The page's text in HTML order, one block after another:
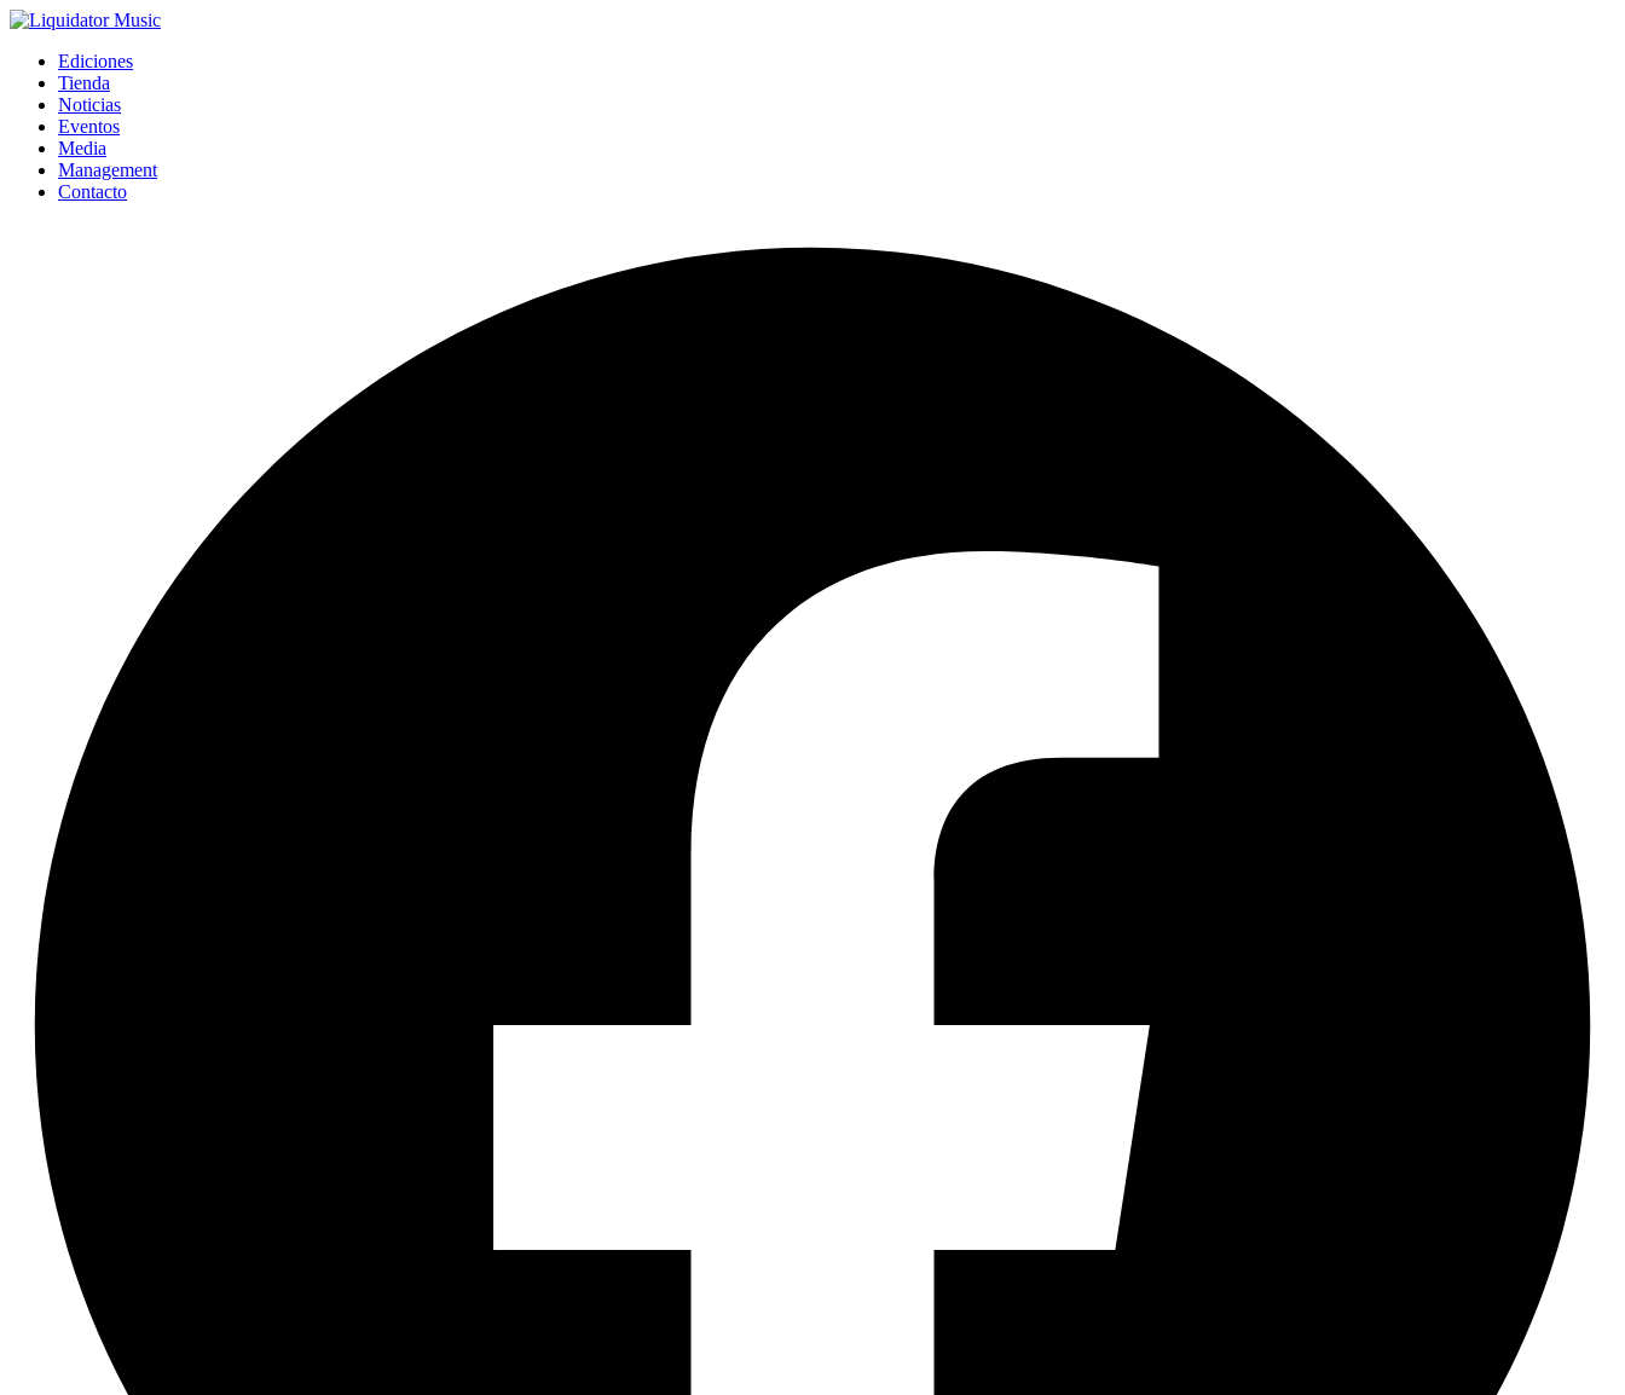
Ediciones
Tienda
Noticias
Eventos
Media
Management
Contacto